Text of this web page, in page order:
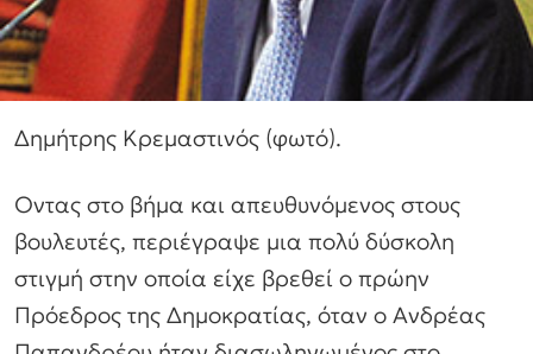
Δημήτρης Κρεμαστινός (φωτό).
Οντας στο βήμα και απευθυνόμενος στους
βουλευτές, περιέγραψε μια πολύ δύσκολη
στιγμή στην οποία είχε βρεθεί ο πρώην
Πρόεδρος της Δημοκρατίας, όταν ο Ανδρέας